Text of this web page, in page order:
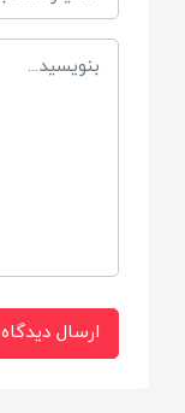
95*56 سانتی متر
ارسال دیدگاه